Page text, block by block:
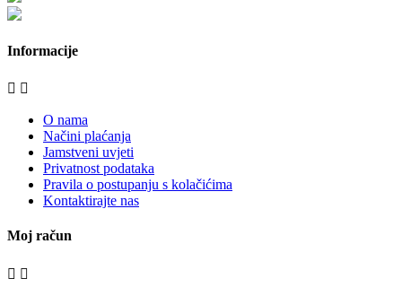
Informacije
 
O nama
Načini plaćanja
Jamstveni uvjeti
Privatnost podataka
Pravila o postupanju s kolačićima
Kontaktirajte nas
Moj račun
 